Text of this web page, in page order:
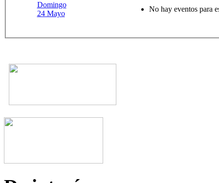
Domingo
24 Mayo
No hay eventos para